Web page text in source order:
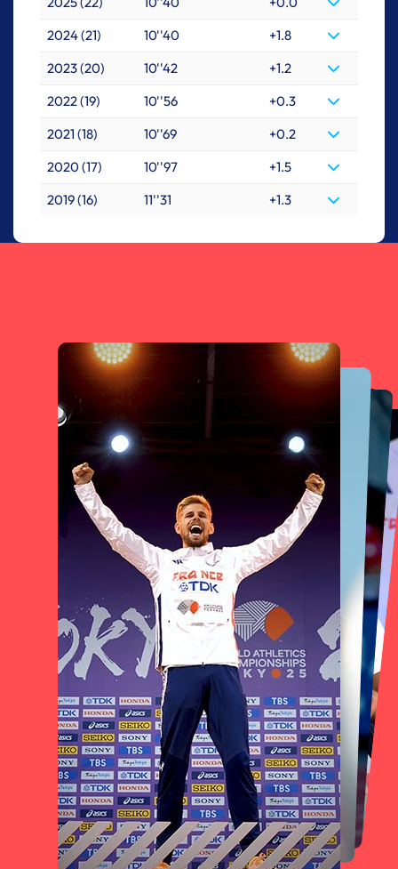
2024 (21)
10''40
+1.8
2023 (20)
10''42
+1.2
2022 (19)
10''56
+0.3
2021 (18)
10''69
+0.2
2020 (17)
10''97
+1.5
2019 (16)
11''31 +1.3